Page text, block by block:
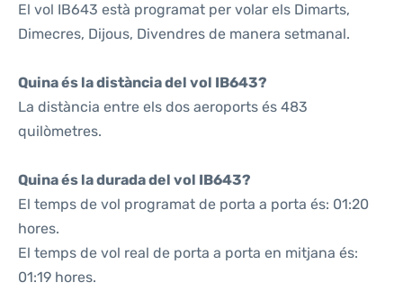
El vol IB643 està programat per volar els Dimarts,
Dimecres, Dijous, Divendres de manera setmanal.
Quina és la distància del vol IB643?
La distància entre els dos aeroports és 483
quilòmetres.
Quina és la durada del vol IB643?
El temps de vol programat de porta a porta és: 01:20
hores.
El temps de vol real de porta a porta en mitjana és:
01:19 hores.